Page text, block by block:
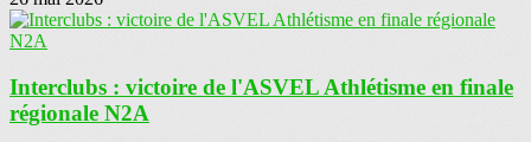
Interclubs : victoire de l'ASVEL Athlétisme en finale
régionale N2A